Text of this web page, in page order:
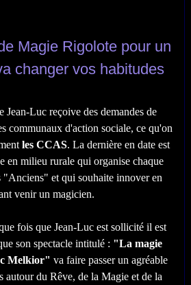
Magie Rigolote pour un
changer vos habitudes
Jean-Luc reçoive des demandes de
communaux d'action sociale, ce qu'on
les CCAS. La dernière en date est
en milieu rurale qui organise chaque
"Anciens" et qui souhaite innover en
venir un magicien.
fois que Jean-Luc est sollicité il est
son spectacle intitulé : "La magie
Melkior" va faire passer un agréable
autour du Rêve, de la Magie et de la